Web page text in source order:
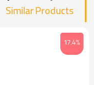
Similar Products
17.4%